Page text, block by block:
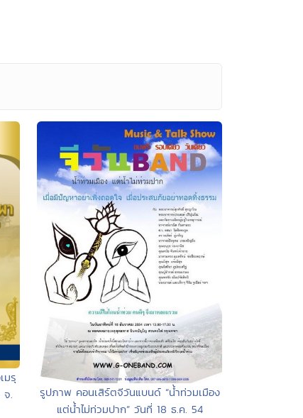
มรุ
จ.
รูปภาพ คอนเสิร์ตจีวันแบนด์ “น้ำท่วมเมือง
แต่น้ำไม่ท่วมปาก” วันที่ 18 ธ.ค. 54